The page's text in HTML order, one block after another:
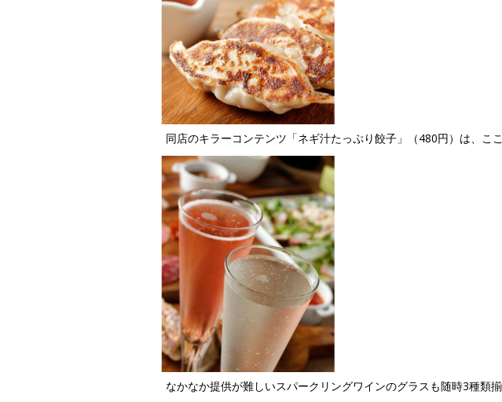
同店のキラーコンテンツ「ネギ汁たっぷり餃子」（480円）は、こ
なかなか提供が難しいスパークリングワインのグラスも随時3種類